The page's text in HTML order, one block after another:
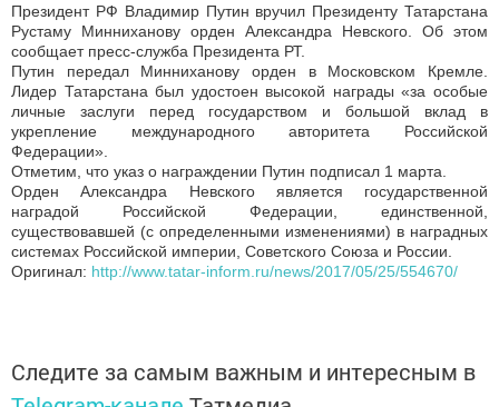
Президент РФ Владимир Путин вручил Президенту Татарстана
Рустаму Минниханову орден Александра Невского. Об этом
сообщает пресс-служба Президента РТ.
Путин передал Минниханову орден в Московском Кремле.
Лидер Татарстана был удостоен высокой награды «за особые
личные заслуги перед государством и большой вклад в
укрепление международного авторитета Российской
Федерации».
Отметим, что указ о награждении Путин подписал 1 марта.
Орден Александра Невского является государственной
наградой Российской Федерации, единственной,
существовавшей (с определенными изменениями) в наградных
системах Российской империи, Советского Союза и России.
Оригинал: http://www.tatar-inform.ru/news/2017/05/25/554670/
Следите за самым важным и интересным в